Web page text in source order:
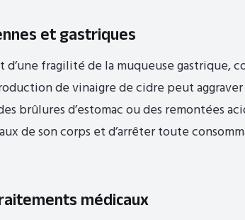
et gastriques
d’une fragilité de la muqueuse gastrique,
de vinaigre de cidre peut aggraver
brûlures d’estomac ou des remontées
de son corps et d’arrêter toute
médicaux